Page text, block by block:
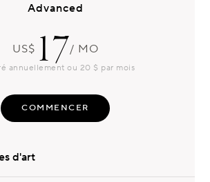
Advanced
US$ 17/ MO
annuellement ou 20 $ par mois
COMMENCER
d'art